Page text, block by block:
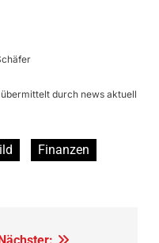
durch news aktuell
Finanzen